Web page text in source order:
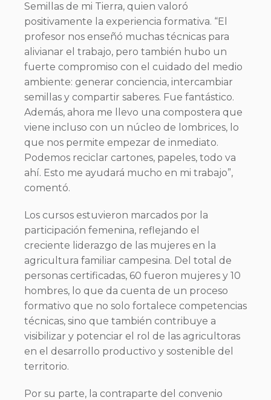
Semillas de mi Tierra, quien valoró
positivamente la experiencia formativa. “El
profesor nos enseñó muchas técnicas para
alivianar el trabajo, pero también hubo un
fuerte compromiso con el cuidado del medio
ambiente: generar conciencia, intercambiar
semillas y compartir saberes. Fue fantástico.
Además, ahora me llevo una compostera que
viene incluso con un núcleo de lombrices, lo
que nos permite empezar de inmediato.
Podemos reciclar cartones, papeles, todo va
ahí. Esto me ayudará mucho en mi trabajo”,
comentó.
Los cursos estuvieron marcados por la
participación femenina, reflejando el
creciente liderazgo de las mujeres en la
agricultura familiar campesina. Del total de
personas certificadas, 60 fueron mujeres y 10
hombres, lo que da cuenta de un proceso
formativo que no solo fortalece competencias
técnicas, sino que también contribuye a
visibilizar y potenciar el rol de las agricultoras
en el desarrollo productivo y sostenible del
territorio.
Por su parte, la contraparte del convenio